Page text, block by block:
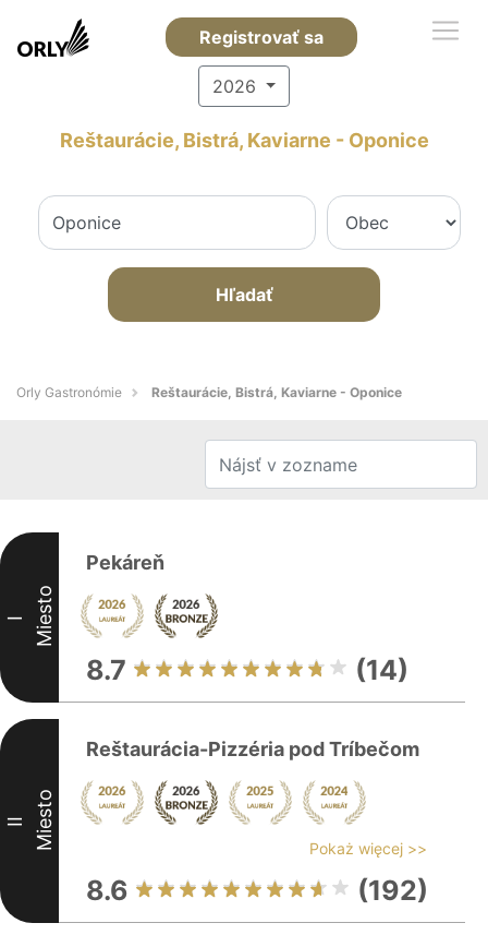
Registrovať sa
2026
Reštaurácie, Bistrá, Kaviarne - Oponice
Hľadať
Orly Gastronómie Reštaurácie, Bistrá, Kaviarne - Oponice
I Miesto
Pekáreň
8.7 (14)
II Miesto
Reštaurácia-Pizzéria pod Tríbečom
Pokaż więcej >>
8.6 (192)